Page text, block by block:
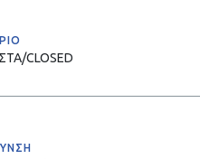
CLOSED